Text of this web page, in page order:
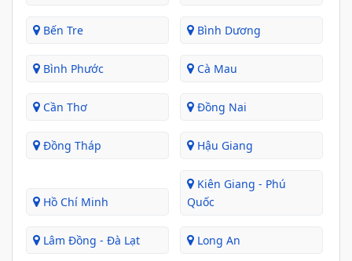
Bến Tre Bình Dương
Bình Phước Cà Mau
Cần Thơ Đồng Nai
Đồng Tháp Hậu Giang
Hồ Chí Minh
Kiên Giang - Phú
Quốc
Lâm Đồng - Đà Lạt Long An